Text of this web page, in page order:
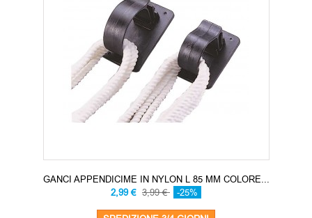
GANCI APPENDICIME IN NYLON L 85 MM COLORE...
2,99 € 3,99 € -25%